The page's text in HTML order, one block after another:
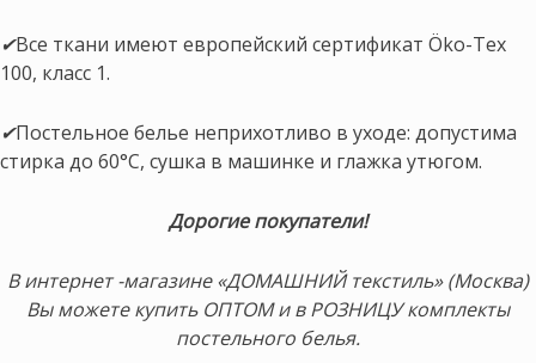
✔Все ткани имеют европейский сертификат Öko-Tex
100, класс 1.
✔Постельное белье неприхотливо в уходе: допустима
стирка до 60°C, сушка в машинке и глажка утюгом.
Дорогие покупатели!
В интернет -магазине «ДОМАШНИЙ текстиль» (Москва)
Вы можете купить ОПТОМ и в РОЗНИЦУ комплекты
постельного белья.